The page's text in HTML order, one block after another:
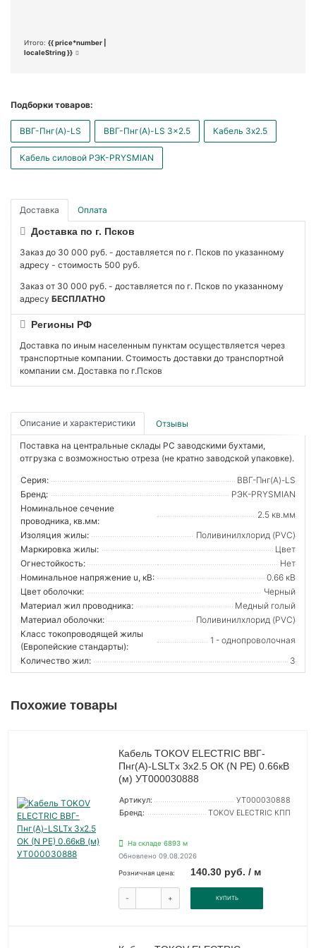
Итого: {{ price*number |
localeString }}
Подборки товаров:
ВВГ-Пнг(А)-LS ВВГ-Пнг(А)-LS 3x2.5 Кабель 3x2.5
Кабель силовой РЭК-PRYSMIAN
Доставка Оплата
Доставка по г. Псков
Заказ до 30 000 руб. - доставляется по г. Псков по указанному
адресу - стоимость 500 руб.
Заказ от 30 000 руб. - доставляется по г. Псков по указанному
адресу БЕСПЛАТНО
Регионы РФ
Доставка по иным населенным пунктам осуществляется через
транспортные компании. Стоимость доставки до транспортной
компании см. Доставка по г.Псков
Описание и характеристики Отзывы
Поставка на центральные склады РС заводскими бухтами,
отгрузка с возможностью отреза (не кратно заводской упаковке).
Серия:
ВВГ-Пнг(А)-LS
Бренд:
РЭК-PRYSMIAN
Номинальное сечение
проводника, кв.мм:
2.5 кв.мм
Изоляция жилы:
Поливинилхлорид (PVC)
Маркировка жилы:
Цвет
Огнестойкость:
Нет
Номинальное напряжение u, кВ:
0.66 кВ
Цвет оболочки:
Черный
Материал жил проводника:
Медный голый
Материал оболочки:
Поливинилхлорид (PVC)
Класс токопроводящей жилы
(Европейские стандарты):
1 - однопроволочная
Количество жил:
3
Похожие товары
Кабель TOKOV ELECTRIC ВВГ-
Пнг(А)-LSLTx 3х2.5 ОК (N PE) 0.66кВ
(м) УТ000030888
Артикул:
УТ000030888
Бренд:
TOKOV ELECTRIC КПП
На складе 6893 м
Обновлено 09.08.2026
Розничная цена: 140.30 руб. / м
- + КУПИТЬ